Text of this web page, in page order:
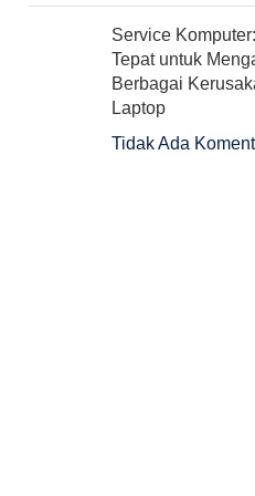
Service
Tepat untuk
Berbagai
Laptop
Tidak Ada